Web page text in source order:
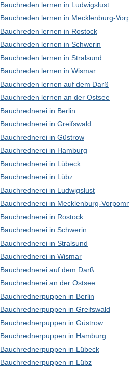
Bauchreden lernen in Ludwigslust
Bauchreden lernen in Mecklenburg-
Bauchreden lernen in Rostock
Bauchreden lernen in Schwerin
Bauchreden lernen in Stralsund
Bauchreden lernen in Wismar
Bauchreden lernen auf dem Darß
Bauchreden lernen an der Ostsee
Bauchrednerei in Berlin
Bauchrednerei in Greifswald
Bauchrednerei in Güstrow
Bauchrednerei in Hamburg
Bauchrednerei in Lübeck
Bauchrednerei in Lübz
Bauchrednerei in Ludwigslust
Bauchrednerei in Mecklenburg-
Bauchrednerei in Rostock
Bauchrednerei in Schwerin
Bauchrednerei in Stralsund
Bauchrednerei in Wismar
Bauchrednerei auf dem Darß
Bauchrednerei an der Ostsee
Bauchrednerpuppen in Berlin
Bauchrednerpuppen in Greifswald
Bauchrednerpuppen in Güstrow
Bauchrednerpuppen in Hamburg
Bauchrednerpuppen in Lübeck
Bauchrednerpuppen in Lübz